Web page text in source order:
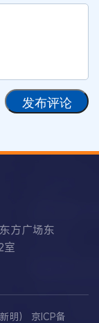
发布评论
方广场东
室
明） 京ICP备